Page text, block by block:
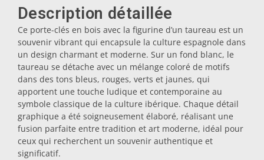
Assiettes
Sous-verres
Bouchons
Huiliers
Description détaillée
Ce porte-clés en bois avec la figurine d’un taureau est un
souvenir vibrant qui encapsule la culture espagnole dans
un design charmant et moderne. Sur un fond blanc, le
taureau se détache avec un mélange coloré de motifs
dans des tons bleus, rouges, verts et jaunes, qui
apportent une touche ludique et contemporaine au
symbole classique de la culture ibérique. Chaque détail
graphique a été soigneusement élaboré, réalisant une
fusion parfaite entre tradition et art moderne, idéal pour
ceux qui recherchent un souvenir authentique et
significatif.